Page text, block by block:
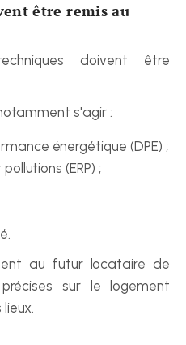
être remis au
doivent être
s'agir :
énergétique (DPE) ;
(ERP) ;
au futur locataire de
sur le logement